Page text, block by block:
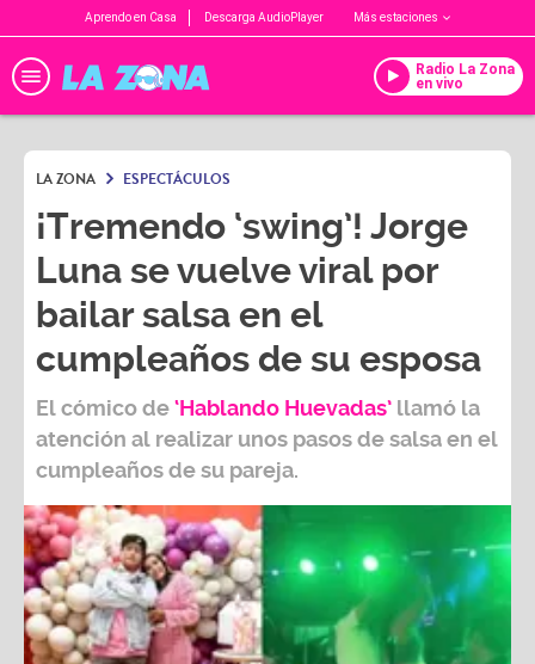
Aprendo en Casa Descarga AudioPlayer Más estaciones
Radio La Zona
en vivo
LA ZONA ESPECTÁCULOS
¡Tremendo ‘swing’! Jorge
Luna se vuelve viral por
bailar salsa en el
cumpleaños de su esposa
El cómico de‘Hablando Huevadas’ llamó la
atención al realizar unos pasos de salsa en el
cumpleaños de su pareja.